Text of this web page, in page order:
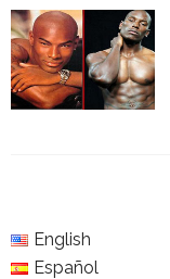
English
Español